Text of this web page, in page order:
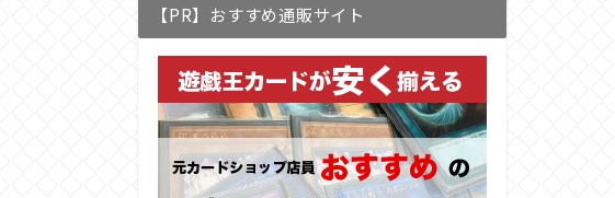
【PR】おすすめ通販サイト